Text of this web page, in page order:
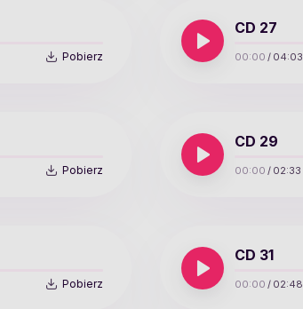
Pobierz
CD 27
00:00 / 04:03
Pobierz
CD 29
00:00 / 02:33
Pobierz
CD 31
00:00 / 02:48